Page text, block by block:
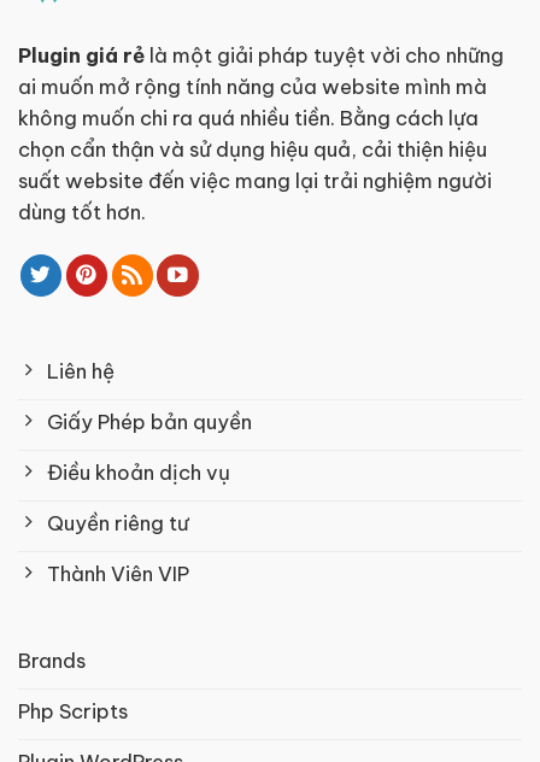
Plugin giá rẻ là một giải pháp tuyệt vời cho những
ai muốn mở rộng tính năng của website mình mà
không muốn chi ra quá nhiều tiền. Bằng cách lựa
chọn cẩn thận và sử dụng hiệu quả, cải thiện hiệu
suất website đến việc mang lại trải nghiệm người
dùng tốt hơn.
Liên hệ
Giấy Phép bản quyền
Điều khoản dịch vụ
Quyền riêng tư
Thành Viên VIP
Brands
Php Scripts